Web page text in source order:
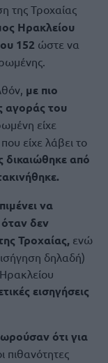
της Τροχαίας
Ηρακλείου
152 ώστε να
με πιο
αγοράς του
είχε
είχε λάβει το
δικαιώθηκε από
να
όταν δεν
Τροχαίας, ενώ
δηλαδή)
εισηγήσεις
ότι για
πιθανότητες